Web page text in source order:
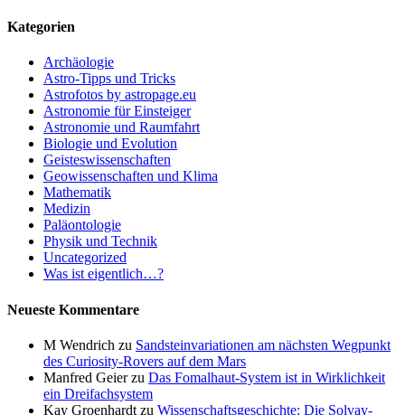
Kategorien
Archäologie
Astro-Tipps und Tricks
Astrofotos by astropage.eu
Astronomie für Einsteiger
Astronomie und Raumfahrt
Biologie und Evolution
Geisteswissenschaften
Geowissenschaften und Klima
Mathematik
Medizin
Paläontologie
Physik und Technik
Uncategorized
Was ist eigentlich…?
Neueste Kommentare
M Wendrich zu Sandsteinvariationen am nächsten Wegpunkt
des Curiosity-Rovers auf dem Mars
Manfred Geierzu Das Fomalhaut-System ist in Wirklichkeit
ein Dreifachsystem
Kay Groenhardt zu Wissenschaftsgeschichte: Die Solvay-